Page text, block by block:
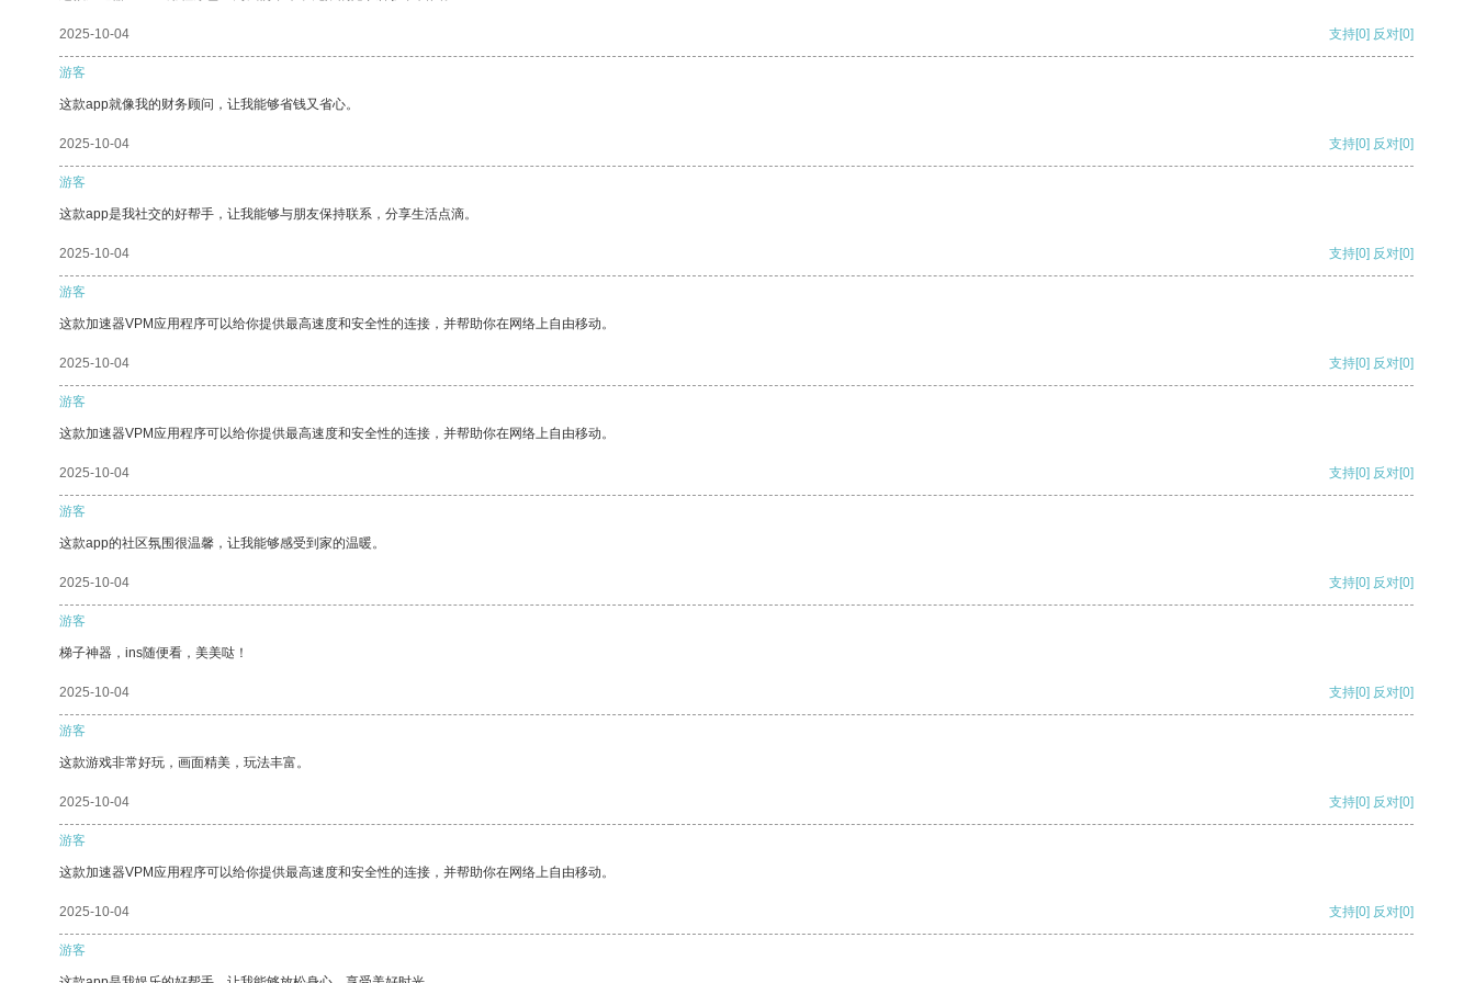
2025-10-04 支持[0] 反对[0]
游客
这款app就像我的财务顾问，让我能够省钱又省心。
2025-10-04 支持[0] 反对[0]
游客
这款app是我社交的好帮手，让我能够与朋友保持联系，分享生活点滴。
2025-10-04 支持[0] 反对[0]
游客
这款加速器VPM应用程序可以给你提供最高速度和安全性的连接，并帮助你在网络上自由移动。
2025-10-04 支持[0] 反对[0]
游客
这款加速器VPM应用程序可以给你提供最高速度和安全性的连接，并帮助你在网络上自由移动。
2025-10-04 支持[0] 反对[0]
游客
这款app的社区氛围很温馨，让我能够感受到家的温暖。
2025-10-04 支持[0] 反对[0]
游客
梯子神器，ins随便看，美美哒！
2025-10-04 支持[0] 反对[0]
游客
这款游戏非常好玩，画面精美，玩法丰富。
2025-10-04 支持[0] 反对[0]
游客
这款加速器VPM应用程序可以给你提供最高速度和安全性的连接，并帮助你在网络上自由移动。
2025-10-04 支持[0] 反对[0]
游客